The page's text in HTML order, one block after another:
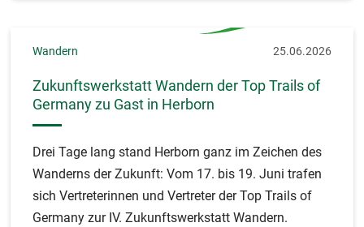
Wandern 25.06.2026
Zukunftswerkstatt Wandern der Top Trails of
Germany zu Gast in Herborn
Drei Tage lang stand Herborn ganz im Zeichen des
Wanderns der Zukunft: Vom 17. bis 19. Juni trafen
sich Vertreterinnen und Vertreter der Top Trails of
Germany zur IV. Zukunftswerkstatt Wandern.